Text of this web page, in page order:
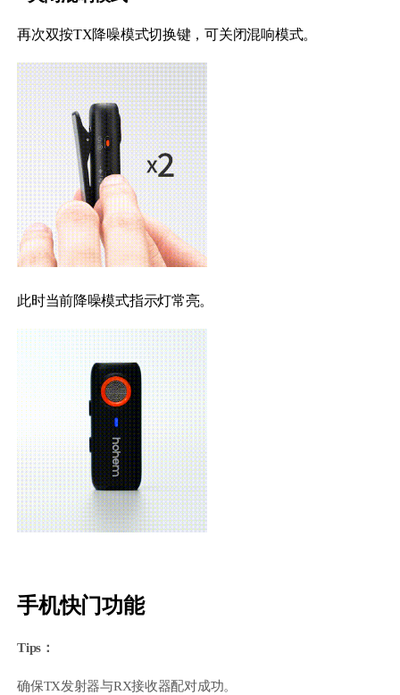
再次双按TX降噪模式切换键，可关闭混响模式。
此时当前降噪模式指示灯常亮。
手机快门功能
Tips：
确保TX发射器与RX接收器配对成功。